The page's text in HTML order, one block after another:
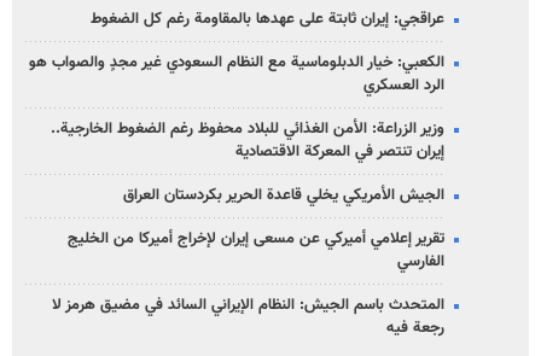
عراقجي: إيران ثابتة على عهدها بالمقاومة رغم كل الضغوط
الكعبي: خيار الدبلوماسية مع النظام السعودي غير مجدٍ والصواب هو
الرد العسكري
وزير الزراعة: الأمن الغذائي للبلاد محفوظ رغم الضغوط الخارجية..
إيران تنتصر في المعركة الاقتصادية
الجيش الأمريكي يخلي قاعدة الحرير بكردستان العراق
تقرير إعلامي أميركي عن مسعى إيران لإخراج أميركا من الخليج
الفارسي
المتحدث باسم الجيش: النظام الإيراني السائد في مضيق هرمز لا
رجعة فيه